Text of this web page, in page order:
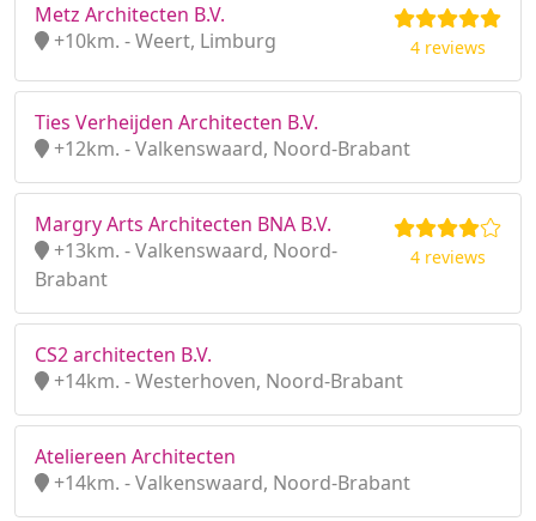
Metz Architecten B.V.
+10km. - Weert, Limburg
4 reviews
Ties Verheijden Architecten B.V.
+12km. - Valkenswaard, Noord-Brabant
Margry Arts Architecten BNA B.V.
+13km. - Valkenswaard, Noord-
Brabant
4 reviews
CS2 architecten B.V.
+14km. - Westerhoven, Noord-Brabant
Ateliereen Architecten
+14km. - Valkenswaard, Noord-Brabant